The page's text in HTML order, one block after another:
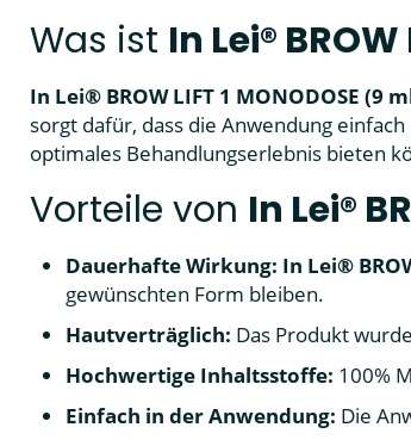
Was ist In Lei®
In Lei® BROW LIFT 1 MONODOSE (9
sorgt dafür, dass die Anwendung
optimales Behandlungserlebnis bieten
Vorteile von In Lei®
Dauerhafte Wirkung: In Lei®
gewünschten Form bleiben.
Hautverträglich: Das Produkt
Hochwertige Inhaltsstoffe: 100%
Einfach in der Anwendung: Die